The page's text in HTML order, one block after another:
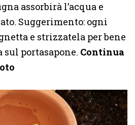
assorbirà l’acqua e
Suggerimento: ogni
e strizzatela per bene
portasapone. Continua